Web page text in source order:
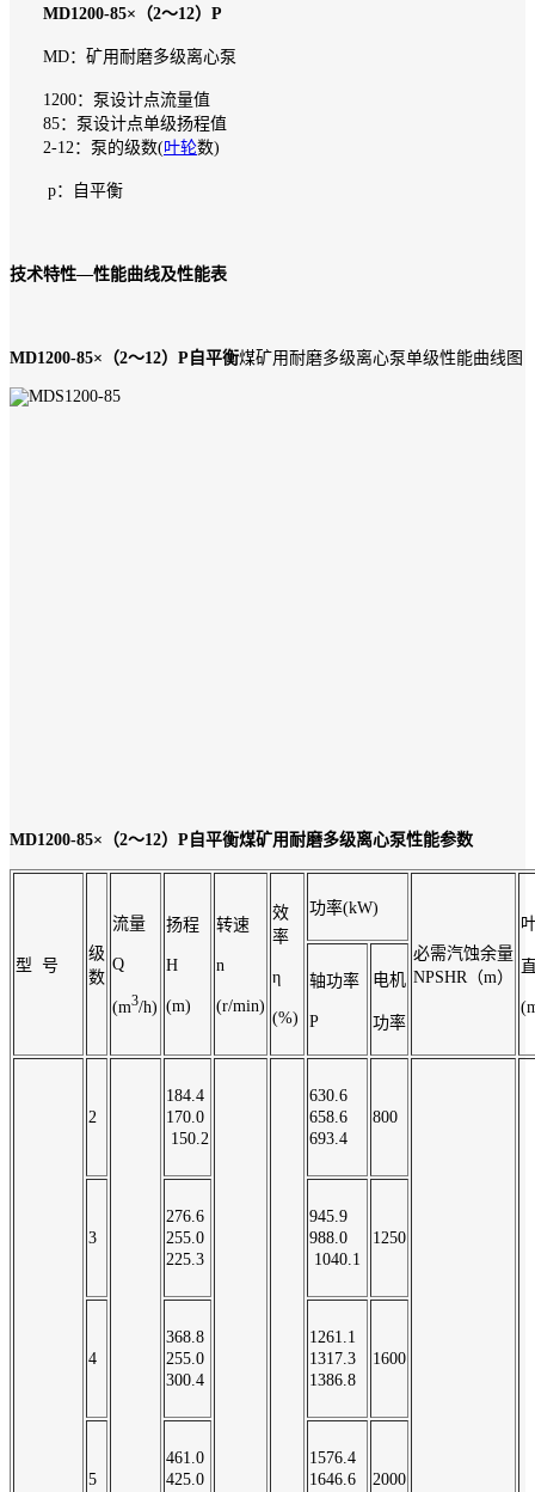
MD1200-85×（2～12）P
MD：矿用耐磨多级离心泵
1200：泵设计点流量值
85：泵设计点单级扬程值
2-12：泵的级数(叶轮数)
p：自平衡
技术特性—性能曲线及性能表
MD1200-85×（2～12）P自平衡煤矿用耐磨多级离心泵单级性能曲线图
MD1200-85×（2～12）P自平衡煤矿用耐磨多级离心泵性能参数
型 号
级
数
流量
Q
(m3/h)
扬程
H
(m)
转速
n
(r/min)
效
率
η
(%)
功率(kW)
必需汽蚀余量
NPSHR（m）
轴功率
P
电机
功率
2
184.4
170.0
150.2
630.6
658.6
693.4
800
3
276.6
255.0
225.3
945.9
988.0
1040.1
1250
4
368.8
255.0
300.4
1261.1
1317.3
1386.8
1600
5
461.0
425.0
1576.4
1646.6
2000